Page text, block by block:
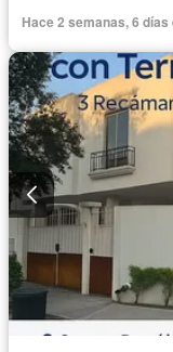
Recámara con
Vista panorámica
Hace 2 semanas, 6